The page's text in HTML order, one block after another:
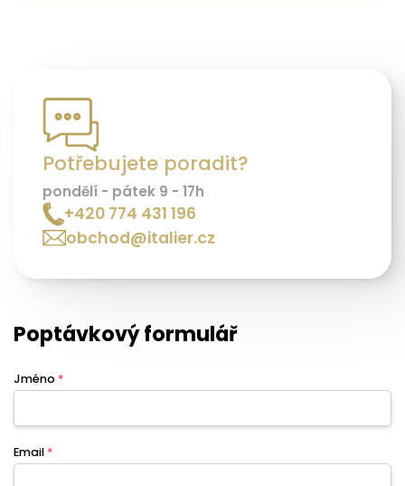
Potřebujete poradit?
pondělí - pátek 9 - 17h
+420 774 431 196
obchod@italier.cz
Poptávkový formulář
Jméno *
Email *